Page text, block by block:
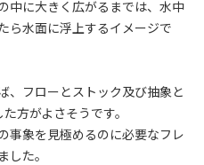
中に大きく広がるまでは、水中
ら水面に浮上するイメージで
、フローとストック及び抽象と
方がよさそうです。
事象を見極めるのに必要なフレ
た。